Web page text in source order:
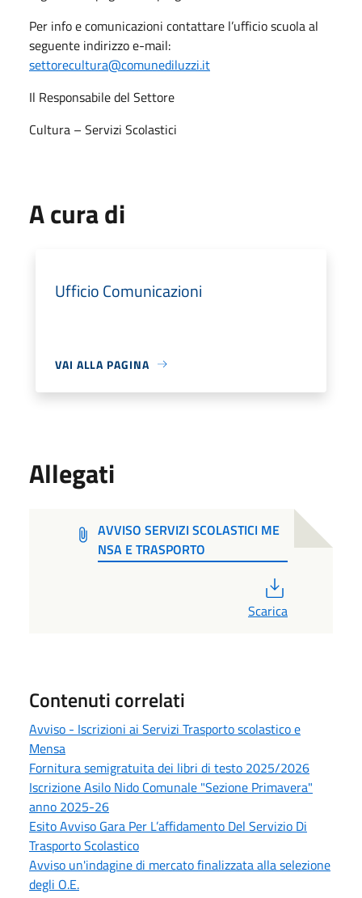
Per info e comunicazioni contattare l’ufficio scuola al
seguente indirizzo e-mail:
settorecultura@comunediluzzi.it
Il Responsabile del Settore
Cultura – Servizi Scolastici
A cura di
Ufficio Comunicazioni
VAI ALLA PAGINA
Allegati
AVVISO SERVIZI SCOLASTICI ME
NSA E TRASPORTO
Scarica
Contenuti correlati
Avviso - Iscrizioni ai Servizi Trasporto scolastico e
Mensa
Fornitura semigratuita dei libri di testo 2025/2026
Iscrizione Asilo Nido Comunale "Sezione Primavera"
anno 2025-26
Esito Avviso Gara Per L’affidamento Del Servizio Di
Trasporto Scolastico
Avviso un'indagine di mercato finalizzata alla selezione
degli O.E.